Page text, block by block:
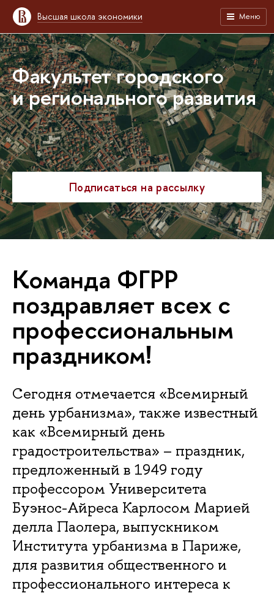
Высшая школа экономики Меню
Факультет городского
и регионального развития
Подписаться на рассылку
Команда ФГРР
поздравляет всех с
профессиональным
праздником!
Сегодня отмечается «Всемирный
день урбанизма», также известный
как «Всемирный день
градостроительства» – праздник,
предложенный в 1949 году
профессором Университета
Буэнос-Айреса Карлосом Марией
делла Паолера, выпускником
Института урбанизма в Париже,
для развития общественного и
профессионального интереса к